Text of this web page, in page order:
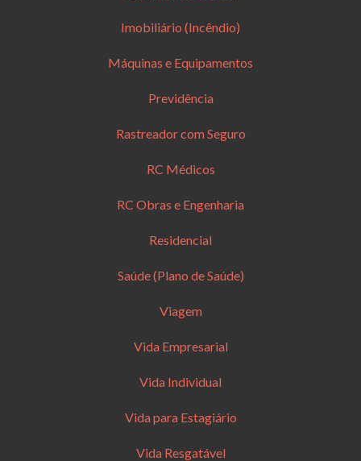
Imobiliário (Incêndio)
Máquinas e Equipamentos
Previdência
Rastreador com Seguro
RC Médicos
RC Obras e Engenharia
Residencial
Saúde (Plano de Saúde)
Viagem
Vida Empresarial
Vida Individual
Vida para Estagiário
Vida Resgatável